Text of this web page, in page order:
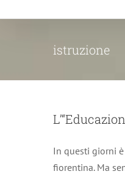
istruzione
In questi giorni
fiorentina. Ma